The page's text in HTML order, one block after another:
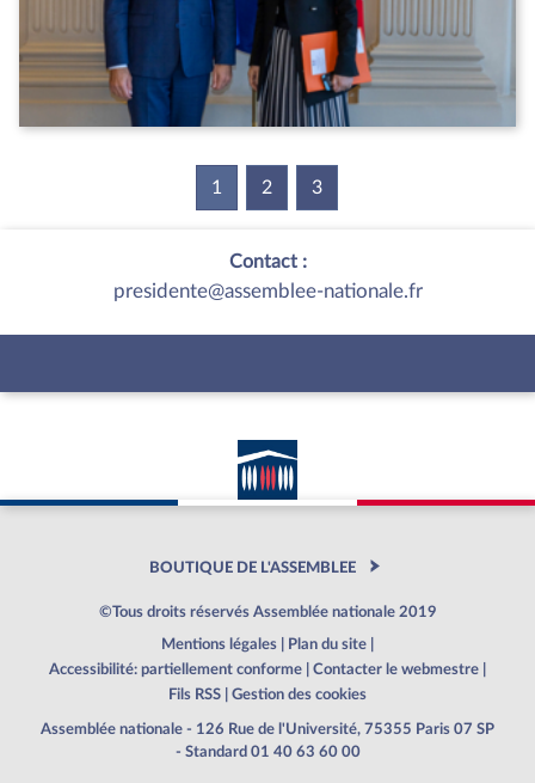
1 (current)
2 3
Contact :
presidente@assemblee-nationale.fr
BOUTIQUE DE L'ASSEMBLEE
©Tous droits réservés Assemblée nationale 2019
Mentions légales Plan du site
Accessibilité: partiellement conforme
Contacter le webmestre
Fils RSS
Gestion des cookies
Assemblée nationale - 126 Rue de l'Université, 75355 Paris 07 SP
- Standard 01 40 63 60 00